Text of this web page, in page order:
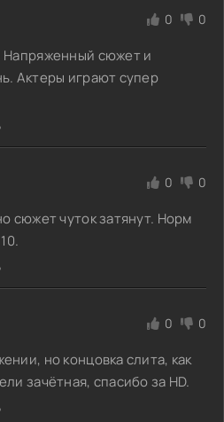
0 0
сюжет и
Актеры играют супер
0 0
сюжет чуток затянут. Норм
0 0
но концовка слита, как
зачётная, спасибо за HD.